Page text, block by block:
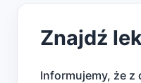
Znajdź
Informujemy, że z